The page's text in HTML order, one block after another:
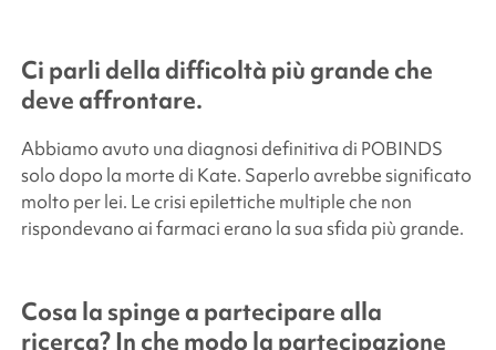
Ci parli della difficoltà più grande che
deve affrontare.
Abbiamo avuto una diagnosi definitiva di POBINDS
solo dopo la morte di Kate. Saperlo avrebbe significato
molto per lei. Le crisi epilettiche multiple che non
rispondevano ai farmaci erano la sua sfida più grande.
Cosa la spinge a partecipare alla
ricerca? In che modo la partecipazione